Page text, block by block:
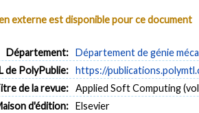
externe est disponible pour ce document
Département: Département de génie
de PolyPublie: https://
de la revue: Applied Soft Computing
d'édition: Elsevier